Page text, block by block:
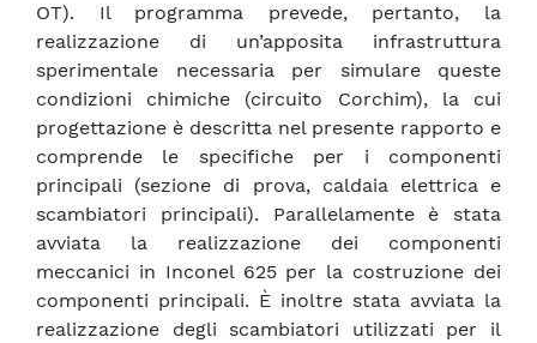
OT). Il programma prevede, pertanto, la
realizzazione di un’apposita infrastruttura
sperimentale necessaria per simulare queste
condizioni chimiche (circuito Corchim), la cui
progettazione è descritta nel presente rapporto e
comprende le specifiche per i componenti
principali (sezione di prova, caldaia elettrica e
scambiatori principali). Parallelamente è stata
avviata la realizzazione dei componenti
meccanici in Inconel 625 per la costruzione dei
componenti principali. È inoltre stata avviata la
realizzazione degli scambiatori utilizzati per il